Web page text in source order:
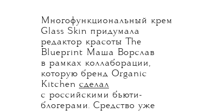
Многофункциональный крем
Glass Skin придумала
редактор красоты The
Blueprint Маша Ворслав
в рамках коллаборации,
которую бренд Organic
Kitchen сделал
с российскими бьюти-
блогерами. Средство уже